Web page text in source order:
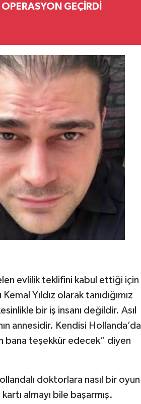
GEÇİRDİ
evlilik teklifini kabul ettiği için
Yıldız olarak tanıdığımız
bir iş insanı değildir. Asıl
annesidir. Kendisi Hollanda’da
bana teşekkür edecek” diyen
doktorlara nasıl bir oyun
almayı bile başarmış.